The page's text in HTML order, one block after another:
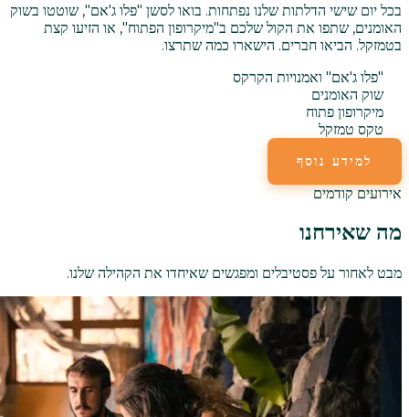
בכל יום שישי הדלתות שלנו נפתחות. בואו לסשן "פלו ג'אם", שוטטו בשוק
האומנים, שתפו את הקול שלכם ב"מיקרופון הפתוח", או הזיעו קצת
בטמזקל. הביאו חברים. הישארו כמה שתרצו.
"פלו ג'אם" ואמנויות הקרקס
שוק האומנים
מיקרופון פתוח
טקס טמזקל
למידע נוסף
אירועים קודמים
מה שאירחנו
מבט לאחור על פסטיבלים ומפגשים שאיחדו את הקהילה שלנו.